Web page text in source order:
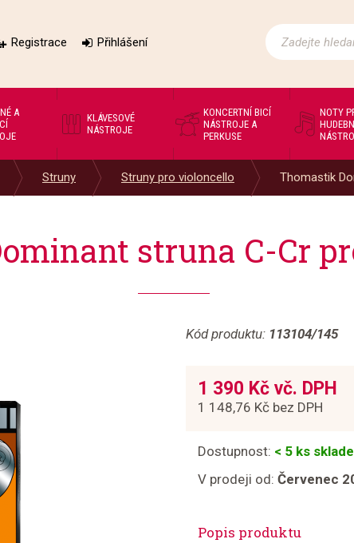
Registrace Přihlášení
A
KLÁVESOVÉ
NÁSTROJE
KONCERTNÍ BICÍ
NÁSTROJE A
PERKUSE
NOTY
Struny Struny pro violoncello Thomastik
struna C-Cr
Kód produktu: 113104/145
1 390 Kč vč. DPH
1 148,76 Kč bez DPH
Dostupnost: < 5 ks
V prodeji od: Červenec
Popis produktu